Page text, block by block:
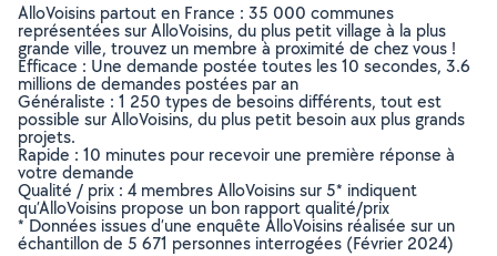
AlloVoisins partout en France : 35 000 communes
représentées sur AlloVoisins, du plus petit village à la plus
grande ville, trouvez un membre à proximité de chez vous !
Efficace : Une demande postée toutes les 10 secondes, 3.6
millions de demandes postées par an
Généraliste : 1 250 types de besoins différents, tout est
possible sur AlloVoisins, du plus petit besoin aux plus grands
projets.
Rapide : 10 minutes pour recevoir une première réponse à
votre demande
Qualité / prix : 4 membres AlloVoisins sur 5* indiquent
qu’AlloVoisins propose un bon rapport qualité/prix
* Données issues d’une enquête AlloVoisins réalisée sur un
échantillon de 5 671 personnes interrogées (Février 2024)